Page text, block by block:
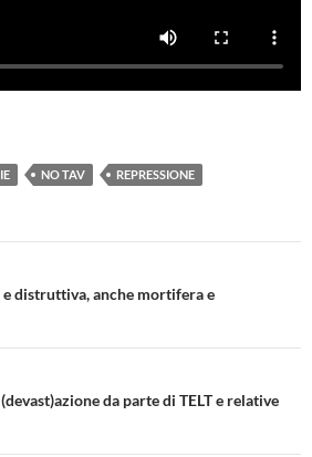
NO TAV REPRESSIONE
e distruttiva, anche mortifera e
da parte di TELT e relative